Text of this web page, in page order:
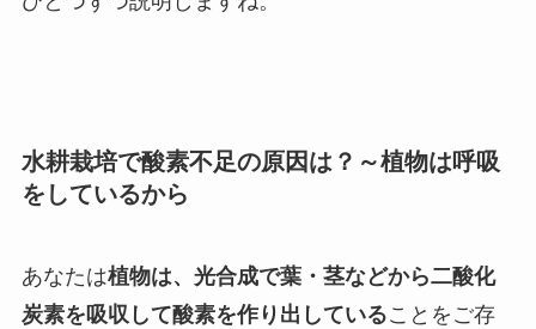
水耕栽培で酸素不足の原因は？～植物は呼吸
をしているから
あなたは植物は、光合成で葉・茎などから二酸化
炭素を吸収して酸素を作り出していることをご存